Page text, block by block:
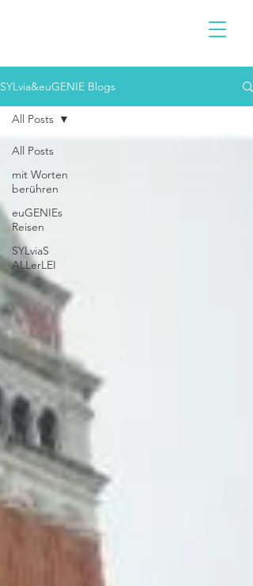
SYLvia&euGENIE Blogs
All Posts
mit Worten
berühren
euGENIEs
Reisen
SYLviaS
ALLerLEI
All Posts